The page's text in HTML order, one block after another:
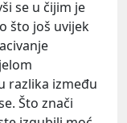
se u čijim je
što još uvijek
razlika između
Što znači